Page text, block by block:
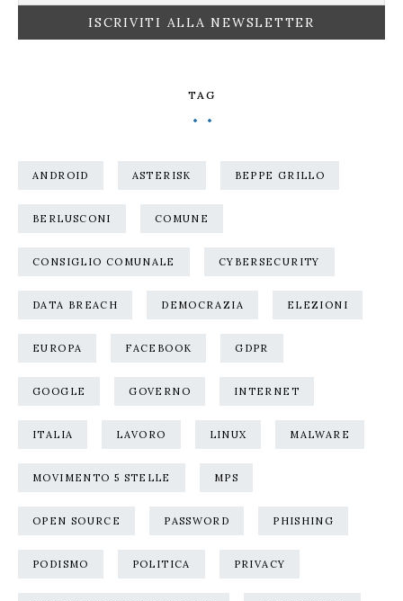
TAG
ANDROID ASTERISK BEPPE GRILLO
BERLUSCONI COMUNE
CONSIGLIO COMUNALE CYBERSECURITY
DATA BREACH DEMOCRAZIA ELEZIONI
EUROPA FACEBOOK GDPR
GOOGLE GOVERNO INTERNET
ITALIA LAVORO LINUX MALWARE
MOVIMENTO 5 STELLE MPS
OPEN SOURCE PASSWORD PHISHING
PODISMO POLITICA PRIVACY